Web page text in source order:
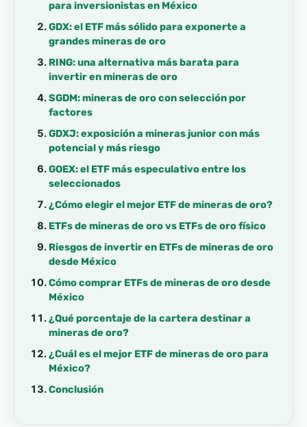
para inversionistas en México
GDX: el ETF más sólido para exponerte a
grandes mineras de oro
RING: una alternativa más barata para
invertir en mineras de oro
SGDM: mineras de oro con selección por
factores
GDXJ: exposición a mineras junior con más
potencial y más riesgo
GOEX: el ETF más especulativo entre los
seleccionados
¿Cómo elegir el mejor ETF de mineras de oro?
ETFs de mineras de oro vs ETFs de oro físico
Riesgos de invertir en ETFs de mineras de oro
desde México
Cómo comprar ETFs de mineras de oro desde
México
¿Qué porcentaje de la cartera destinar a
mineras de oro?
¿Cuál es el mejor ETF de mineras de oro para
México?
Conclusión